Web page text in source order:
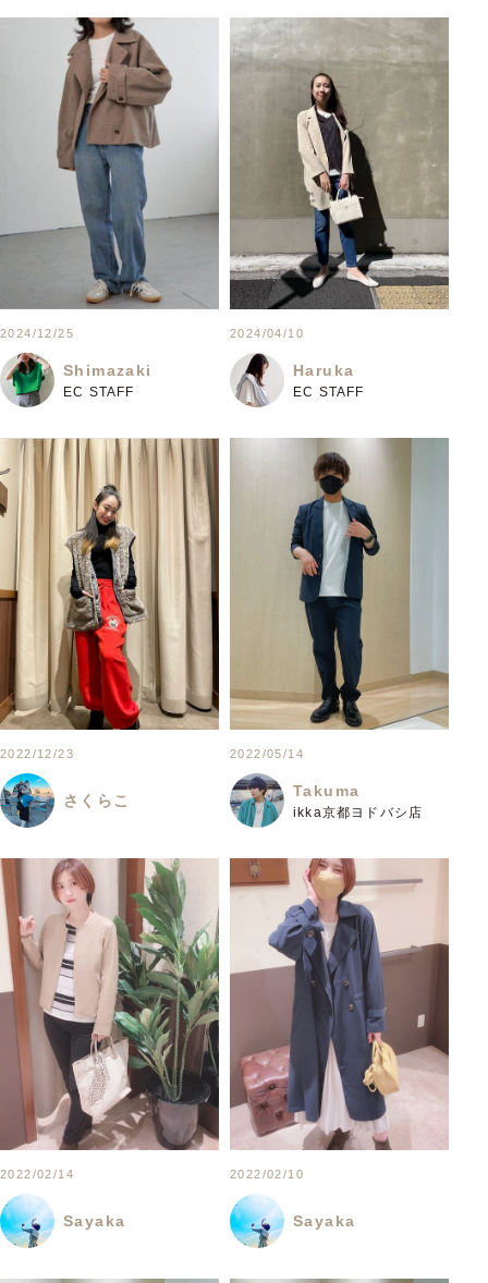
2024/12/25
Shimazaki
EC STAFF
2024/04/10
Haruka
EC STAFF
2022/12/23
さくらこ
2022/05/14
Takuma
ikka京都ヨドバシ店
2022/02/14
Sayaka
2022/02/10
Sayaka